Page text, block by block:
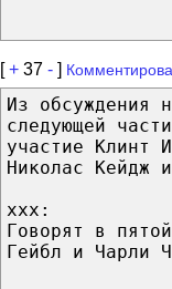
[+ 37 - ]
Из обсуждения
следующей
участие Клинт
Николас Кейдж
xxx:
Говорят в
Гейбл и Чарли